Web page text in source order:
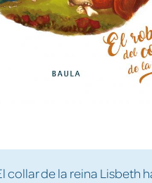
collar de la reina Lisbeth